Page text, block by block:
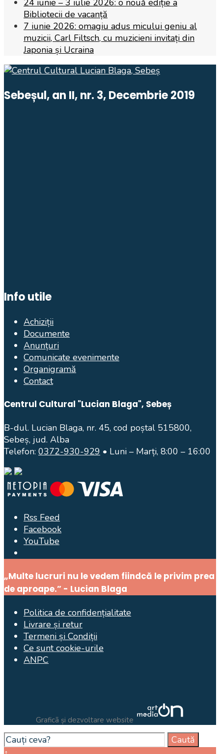
Bibliotecii de vacanță
7 iunie 2026: omagiu adus micului geniu al
muzicii, Carl Filtsch, cu muzicieni invitați din
Japonia și Ucraina
Sebeșul, an II, nr. 3, Decembrie 2019
Info utile
Achiziții
Documente
Anunțuri
Comunicate evenimente
Organigramă
Contact
Centrul Cultural "Lucian Blaga", Sebeș
B-dul. Lucian Blaga, nr. 45, cod poștal 515800,
Sebeș, jud. Alba
Telefon: 0372-930-929 • Luni – Marți, 8:00 – 16:00
Rss Feed
Facebook
YouTube
Window
„Multe lucruri nu le vedem fiindcă le privim prea
de aproape.” - Lucian Blaga
Politica de confidențialitate
Livrare și retur
Termeni și Condiții
Ce sunt cookie-urile
ANPC
Graficã și dezvoltare website
Search
for:
Caută